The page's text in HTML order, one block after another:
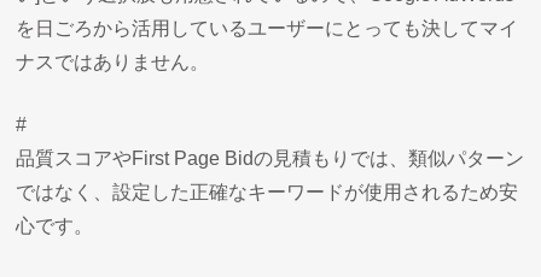
を日ごろから活用しているユーザーにとっても決してマイ
ナスではありません。
#
品質スコアやFirst Page Bidの見積もりでは、類似パターン
ではなく、設定した正確なキーワードが使用されるため安
心です。